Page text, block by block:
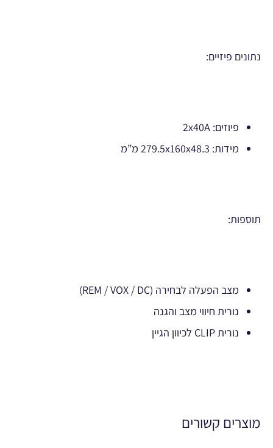
נתונים פיזיים:
פיוזים: 2x40A
מידות: 279.5x160x48.3 מ”מ
תוספות:
מצב הפעלה לבחירה (REM / VOX / DC)
נורית חיווי מצב והגנה
נורית CLIP לכיוון הגיין
מוצרים קשורים